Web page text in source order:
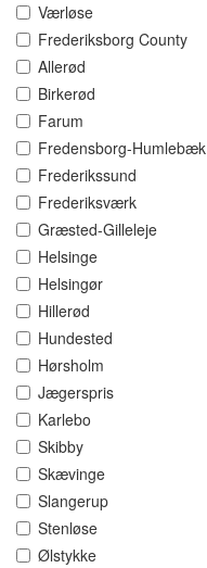
Værløse
Frederiksborg County
Allerød
Birkerød
Farum
Fredensborg-Humlebæk
Frederikssund
Frederiksværk
Græsted-Gilleleje
Helsinge
Helsingør
Hillerød
Hundested
Hørsholm
Jægerspris
Karlebo
Skibby
Skævinge
Slangerup
Stenløse
Ølstykke